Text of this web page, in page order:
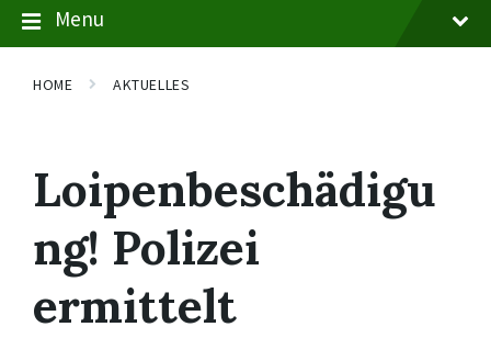
Menu
HOME AKTUELLES
Loipenbeschädigu
ng! Polizei
ermittelt